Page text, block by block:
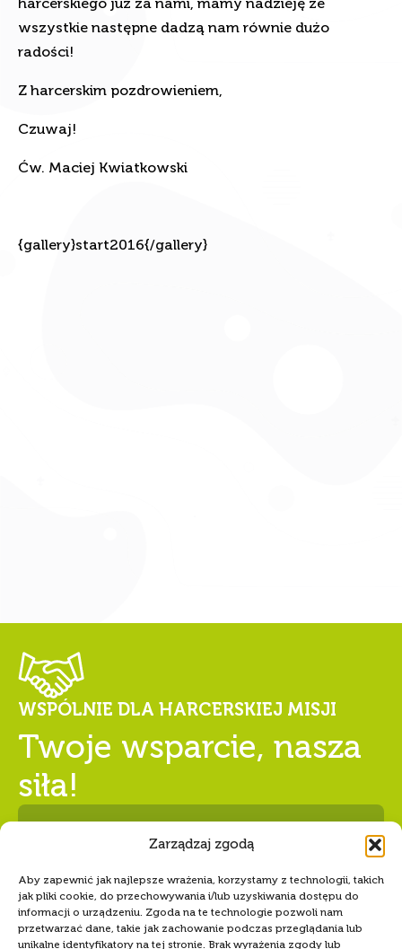
informacji o urządzeniu. Zgoda na te technologie pozwoli nam
przetwarzać dane, takie jak zachowanie podczas przeglądania lub
unikalne identyfikatory na tej stronie. Brak wyrażenia zgody lub
wycofanie zgody może niekorzystnie wpłynąć na niektóre cechy i
Zobacz preferencje
RODO
wszystkie następne dadzą nam równie dużo
radości!
WSPÓLNIE DLA HARCERSKIEJ MISJI
Twoje wsparcie, nasza
siła!
Numer konta Hufca ZHP Tczew
68 1240 5400 1111 0010 6346
8589